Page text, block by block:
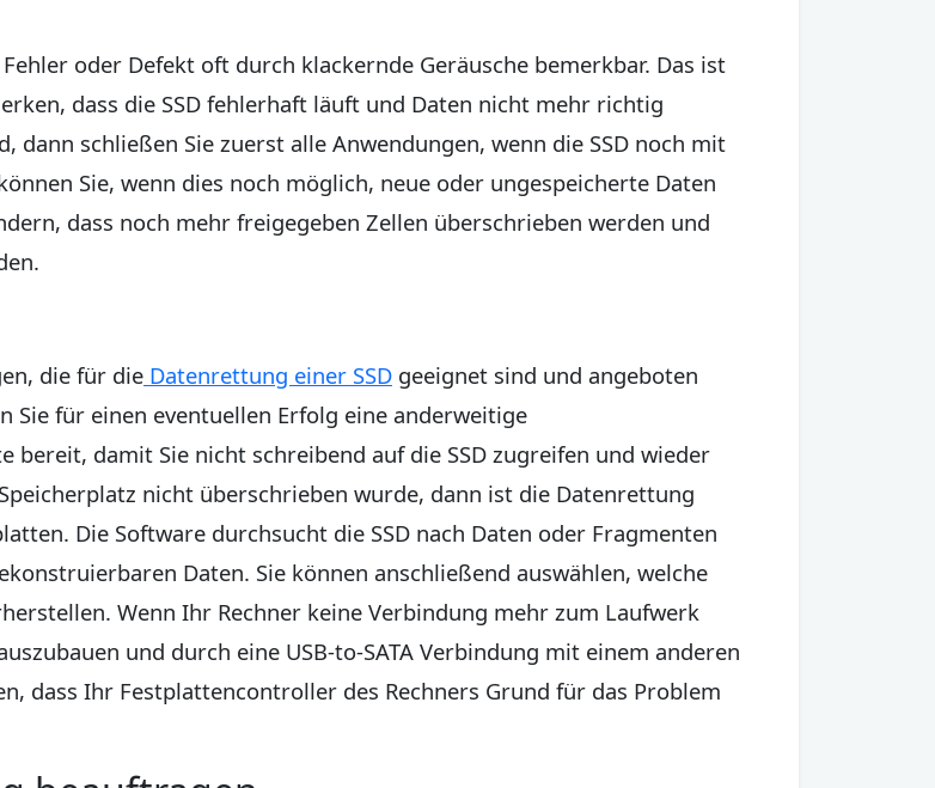
oder Defekt oft durch klackernde Geräusche bemerkbar. Das ist
dass die SSD fehlerhaft läuft und Daten nicht mehr richtig
schließen Sie zuerst alle Anwendungen, wenn die SSD noch mit
Sie, wenn dies noch möglich, neue oder ungespeicherte Daten
dass noch mehr freigegeben Zellen überschrieben werden und
die für die Datenrettung einer SSD geeignet sind und angeboten
Sie für einen eventuellen Erfolg eine anderweitige
bereit, damit Sie nicht schreibend auf die SSD zugreifen und wieder
nicht überschrieben wurde, dann ist die Datenrettung
Die Software durchsucht die SSD nach Daten oder Fragmenten
Daten. Sie können anschließend auswählen, welche
Wenn Ihr Rechner keine Verbindung mehr zum Laufwerk
und durch eine USB-to-SATA Verbindung mit einem anderen
dass Ihr Festplattencontroller des Rechners Grund für das Problem